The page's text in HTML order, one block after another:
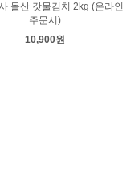
돌산 갓물김치 2kg (온라인
주문시)
10,900원